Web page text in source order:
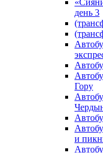
день 3
Гору
и